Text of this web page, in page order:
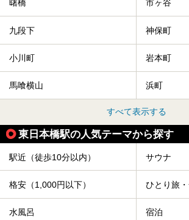
曙橋 市ヶ谷
九段下 神保町
小川町 岩本町
馬喰横山 浜町
すべて表示する
東日本橋駅の人気テーマから探す
駅近（徒歩10分以内） サウナ
格安（1,000円以下） ひとり旅
水風呂 宿泊